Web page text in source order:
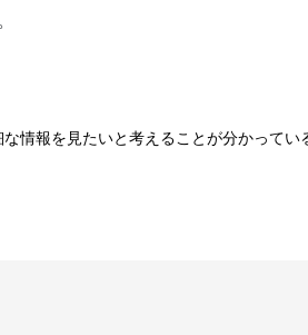
報を見たいと考えることが分かって